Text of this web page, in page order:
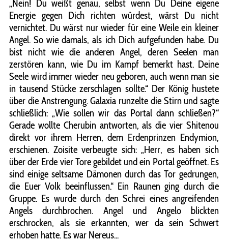
„Nein! Du weißt genau, selbst wenn Du Deine eigene
Energie gegen Dich richten würdest, wärst Du nicht
vernichtet. Du wärst nur wieder für eine Weile ein kleiner
Angel. So wie damals, als ich Dich aufgefunden habe. Du
bist nicht wie die anderen Angel, deren Seelen man
zerstören kann, wie Du im Kampf bemerkt hast. Deine
Seele wird immer wieder neu geboren, auch wenn man sie
in tausend Stücke zerschlagen sollte.“ Der König hustete
über die Anstrengung. Galaxia runzelte die Stirn und sagte
schließlich: „Wie sollen wir das Portal dann schließen?“
Gerade wollte Cherubin antworten, als die vier Shitenou
direkt vor ihrem Herren, dem Erdenprinzen Endymion,
erschienen. Zoisite verbeugte sich: „Herr, es haben sich
über der Erde vier Tore gebildet und ein Portal geöffnet. Es
sind einige seltsame Dämonen durch das Tor gedrungen,
die Euer Volk beeinflussen.“ Ein Raunen ging durch die
Gruppe. Es wurde durch den Schrei eines angreifenden
Angels durchbrochen. Angel und Angelo blickten
erschrocken, als sie erkannten, wer da sein Schwert
erhoben hatte. Es war Nereus...